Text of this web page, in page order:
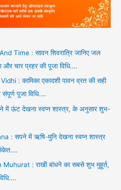
Time : सावन शिवरात्रि जानिए जल
और चार प्रहर की पूजा विधि….
: कामिका एकादशी पावन व्रत की सही
पूजा विधि….
ऊंट देखना स्वप्न शास्त्र, के अनुसार शुभ-
: सपने में ऋषि-मुनि देखना स्वप्न शास्त्र
: राखी बांधने का सबसे शुभ मुहूर्त,